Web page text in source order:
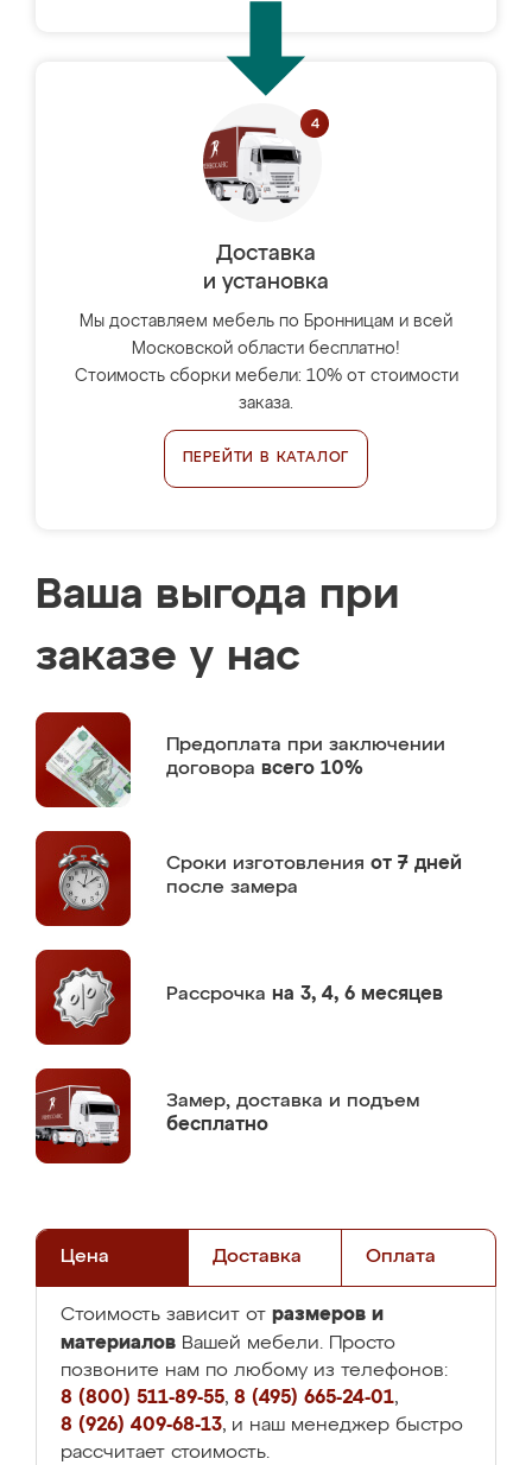
Доставка
и установка
Мы доставляем мебель по Бронницам и всей
Московской области бесплатно!
Стоимость сборки мебели: 10% от стоимости
заказа.
ПЕРЕЙТИ В КАТАЛОГ
Ваша выгода при
заказе у нас
Предоплата при заключении
договора всего 10%
Сроки изготовления от 7 дней
после замера
Рассрочка на 3, 4, 6 месяцев
Замер, доставка и подъем
бесплатно
Цена Доставка Оплата
Стоимость зависит от размеров и
материалов Вашей мебели. Просто
позвоните нам по любому из телефонов:
8 (800) 511-89-55, 8 (495) 665-24-01,
8 (926) 409-68-13, и наш менеджер быстро
рассчитает стоимость.